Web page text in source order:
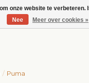
aanbod in betaalbare
/ Puma
onze website te verbeteren.
Nee
Meer over cookies »